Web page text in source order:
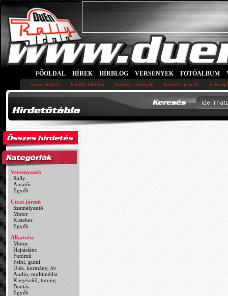
-->
FŐOLDAL HÍREK HÍRBLOG VERSENYEK FOTÓALBUM
összes hirdetés hirdetés feladása hirdetési szabályok hirdetés kiemelés
Versenyautó
Rally
Amatőr
Egyéb
Utcai jármű
Személyautó
Motor
Kisteher
Egyéb
Alkatrész
Motor
Hajtáslánc
Futómű
Felni, gumi
Ülés, kormány, öv
Audio, multimédia
Kiegészítő, tuning
Bontás
Egyéb